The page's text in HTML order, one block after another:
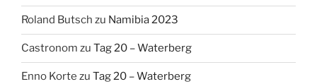
Roland Butsch zu Namibia 2023
Castronom zu Tag 20 – Waterberg
Enno Korte zu Tag 20 – Waterberg